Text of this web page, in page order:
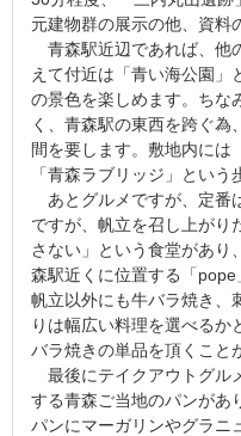
元建物群の展示の他、資料
青森駅近辺であれば、他
えて付近は「青い海公園」
の景色を楽しめます。ちな
く、青森駅の東西を跨ぐ
間を要します。敷地内には
「青森ラブリッジ」という
あとグルメですが、定番
ですが、帆立を召し上がり
さない」という食堂があり
森駅近くに位置する「
帆立以外にも牛バラ焼き、
りは幅広い料理を選べる
バラ焼きの単品を頂くこと
最後にテイクアウトグル
する青森ご当地のパンがあ
パンにマーガリンやグラニ